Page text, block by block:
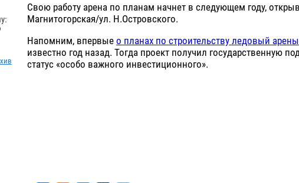
Свою работу арена по планам начнет в следующем году,
Магнитогорская/ул. Н.Островского.
Напомним, впервые о планах по строительству ледовый арены
известно год назад. Тогда проект получил государственную
статус «особо важного инвестиционного».